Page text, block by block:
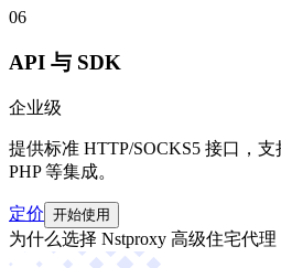
06
API 与 SDK
企业级
提供标准 HTTP/SOCKS5 接口，支
PHP 等集成。
定价 开始使用
为什么选择 Nstproxy 高级住宅代理